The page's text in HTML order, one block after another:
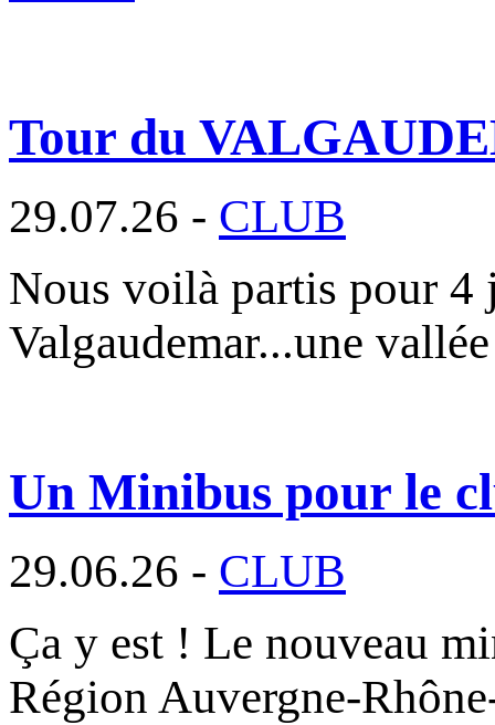
Tour du
29.07.26 - CLUB
Nous voilà partis pour 4
Valgaudemar...une
Un Minibus pour le
29.06.26 - CLUB
Ça y est ! Le nouveau
Région Auvergne-